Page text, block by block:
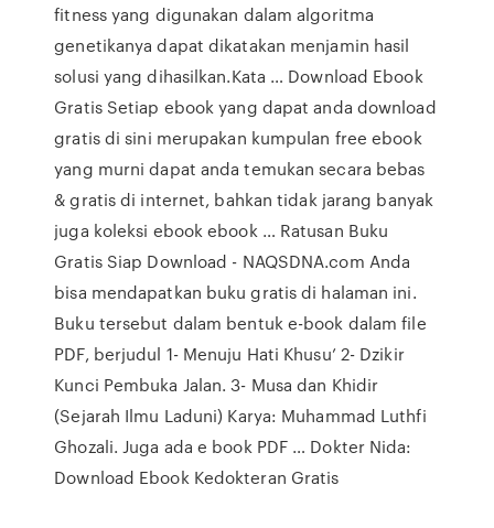
fitness yang digunakan dalam algoritma
genetikanya dapat dikatakan menjamin hasil
solusi yang dihasilkan.Kata … Download Ebook
Gratis Setiap ebook yang dapat anda download
gratis di sini merupakan kumpulan free ebook
yang murni dapat anda temukan secara bebas
& gratis di internet, bahkan tidak jarang banyak
juga koleksi ebook ebook … Ratusan Buku
Gratis Siap Download - NAQSDNA.com Anda
bisa mendapatkan buku gratis di halaman ini.
Buku tersebut dalam bentuk e-book dalam file
PDF, berjudul 1- Menuju Hati Khusu’ 2- Dzikir
Kunci Pembuka Jalan. 3- Musa dan Khidir
(Sejarah Ilmu Laduni) Karya: Muhammad Luthfi
Ghozali. Juga ada e book PDF … Dokter Nida:
Download Ebook Kedokteran Gratis